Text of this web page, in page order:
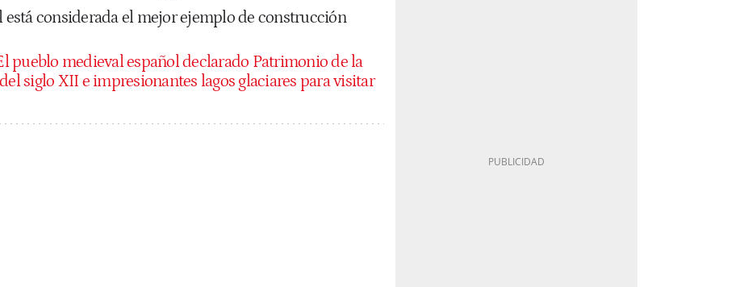
está considerada el mejor ejemplo de construcción
pueblo medieval español declarado Patrimonio de la
siglo XII e impresionantes lagos glaciares para visitar